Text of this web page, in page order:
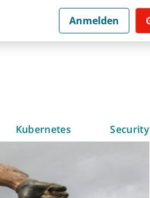
Anmelden
Kubernetes Security